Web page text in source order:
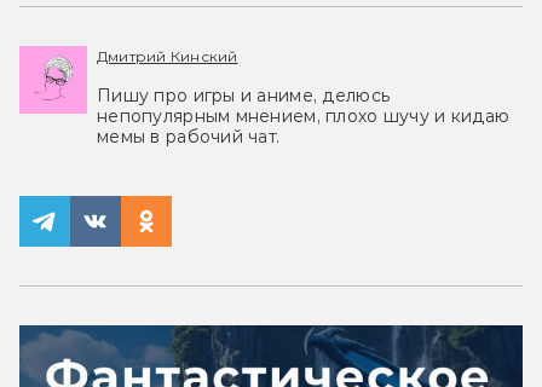
Дмитрий Кинский
Пишу про игры и аниме, делюсь
непопулярным мнением, плохо шучу и кидаю
мемы в рабочий чат.